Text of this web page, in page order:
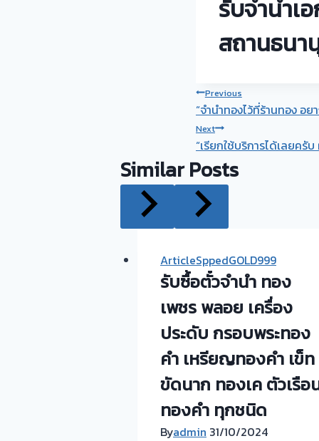
รับจำนำเ
สถานธนา
Post
navigation
Previous
“จำนำทองไว้ที่ร้านทอง อ
Next
“เรียกใช้บริการได้เลยค
Similar Posts
ArticleSppedGOLD999
รับซื้อตั๋วจำนำ ทอง
เพชร พลอย เครื่อง
ประดับ กรอบพระทอง
คำ เหรียญทองคำ เข็ท
ขัดนาก ทองเค ตัวเรือ
ทองคำ ทุกชนิด
Byadmin 31/10/2024